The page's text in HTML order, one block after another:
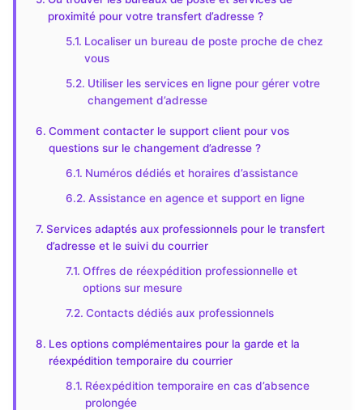
proximité pour votre transfert d’adresse ?
Localiser un bureau de poste proche de chez
vous
Utiliser les services en ligne pour gérer votre
changement d’adresse
Comment contacter le support client pour vos
questions sur le changement d’adresse ?
Numéros dédiés et horaires d’assistance
Assistance en agence et support en ligne
Services adaptés aux professionnels pour le transfert
d’adresse et le suivi du courrier
Offres de réexpédition professionnelle et
options sur mesure
Contacts dédiés aux professionnels
Les options complémentaires pour la garde et la
réexpédition temporaire du courrier
Réexpédition temporaire en cas d’absence
prolongée